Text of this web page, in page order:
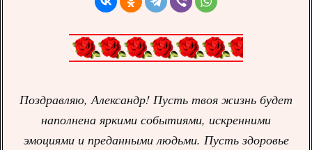
Поздравляю, Александр! Пусть твоя жизнь будет
наполнена яркими событиями, искренними
эмоциями и преданными людьми. Пусть здоровье